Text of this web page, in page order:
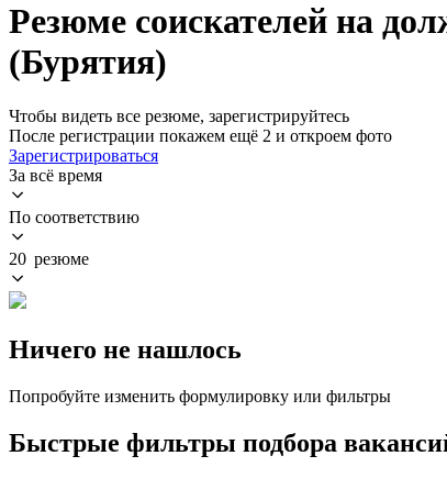
Резюме соискателей на
(Бурятия)
Чтобы видеть все резюме, зарегистрируйтесь
После регистрации покажем ещё 2 и откроем фото
Зарегистрироваться
За всё время
По соответствию
20 резюме
Ничего не нашлось
Попробуйте изменить формулировку или фильтры
Быстрые фильтры подбора